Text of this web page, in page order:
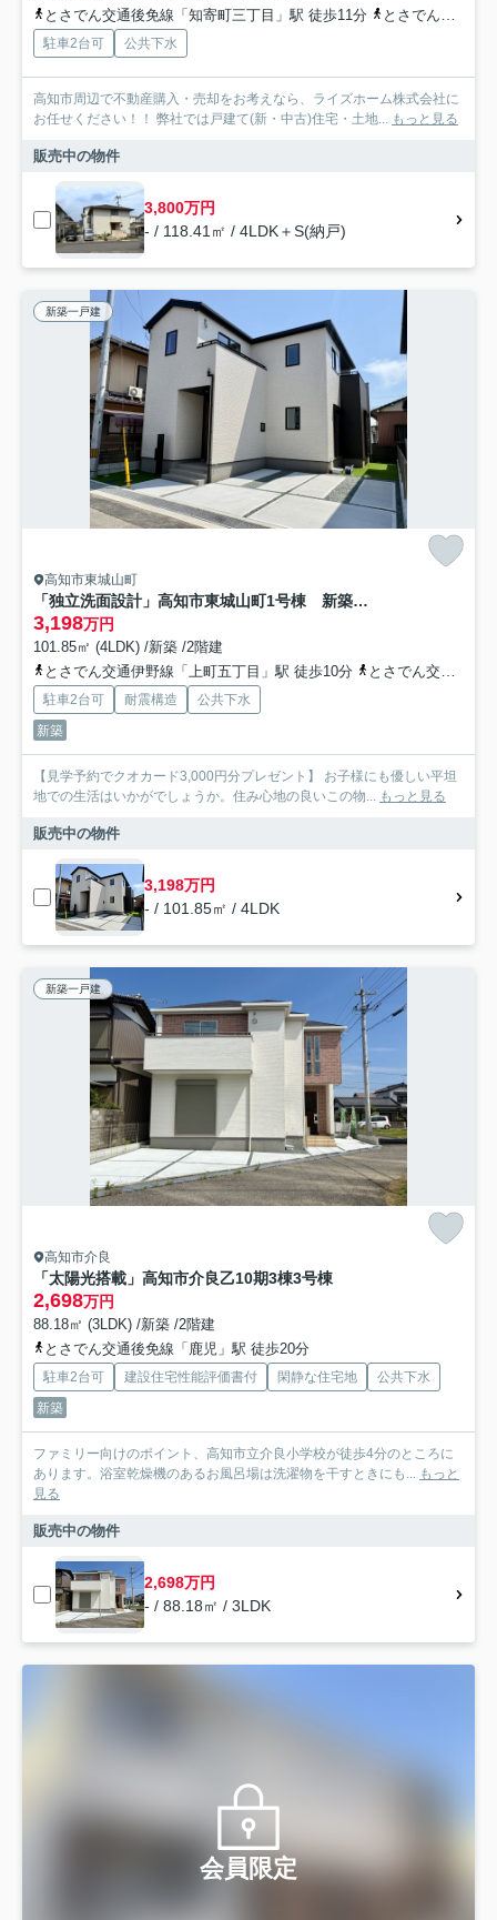
とさでん交通後免線「知寄町三丁目」駅 徒歩11分
とさでん交通「南御座」バス停下車 徒歩8分
駐車2台可 公共下水
高知市周辺で不動産購入・売却をお考えなら、ライズホーム株式会社に
お任せください！！ 弊社では戸建て(新・中古)住宅・土地... もっと見る
販売中の物件
3,800万円
- / 118.41㎡ / 4LDK＋S(納戸)
新築一戸建
高知市東城山町
「独立洗面設計」高知市東城山町1号棟 新築一戸建て
3,198万円
101.85㎡ (4LDK) /新築 /2階建
とさでん交通伊野線「上町五丁目」駅 徒歩10分
とさでん交通「石立団地」バス停下車 徒歩3分
駐車2台可 耐震構造
公共下水
新築
【見学予約でクオカード3,000円分プレゼント】 お子様にも優しい平坦
地での生活はいかがでしょうか。住み心地の良いこの物... もっと見る
販売中の物件
3,198万円
- / 101.85㎡ / 4LDK
新築一戸建
高知市介良
「太陽光搭載」高知市介良乙10期3棟3号棟
2,698万円
88.18㎡ (3LDK) /新築 /2階建
とさでん交通後免線「鹿児」駅 徒歩20分
駐車2台可 建設住宅性能評価書付 閑静な住宅地
公共下水
新築
ファミリー向けのポイント、高知市立介良小学校が徒歩4分のところに
あります。浴室乾燥機のあるお風呂場は洗濯物を干すときにも... もっと
見る
販売中の物件
2,698万円
- / 88.18㎡ / 3LDK
会員限定